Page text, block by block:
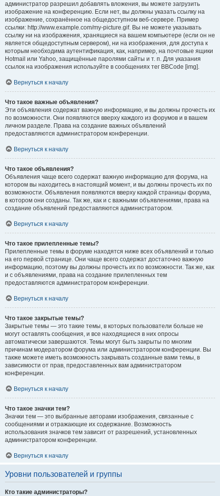
администратор разрешил добавлять вложения, вы можете загрузить
изображение на конференцию. Если нет, вы должны указать ссылку на
изображение, сохранённое на общедоступном веб-сервере. Пример
ссылки: http://www.example.com/my-picture.gif. Вы не можете указывать
ссылку ни на изображения, хранящиеся на вашем компьютере (если он не
является общедоступным сервером), ни на изображения, для доступа к
которым необходима аутентификация, как, например, на почтовые ящики
Hotmail или Yahoo, защищённые паролями сайты и т. п. Для указания
ссылок на изображения используйте в сообщениях тег BBCode [img].
Вернуться к началу
Что такое важные объявления?
Эти объявления содержат важную информацию, и вы должны прочесть их
по возможности. Они появляются вверху каждого из форумов и в вашем
личном разделе. Права на создание важных объявлений
предоставляются администратором конференции.
Вернуться к началу
Что такое объявления?
Объявления чаще всего содержат важную информацию для форума, на
котором вы находитесь в настоящий момент, и вы должны прочесть их по
возможности. Объявления появляются вверху каждой страницы форума,
в котором они созданы. Так же, как и с важными объявлениями, права на
создание объявлений предоставляются администратором.
Вернуться к началу
Что такое прилепленные темы?
Прилепленные темы в форуме находятся ниже всех объявлений и только
на его первой странице. Они чаще всего содержат достаточно важную
информацию, поэтому вы должны прочесть их по возможности. Так же, как
и с объявлениями, права на создание прилепленных тем
предоставляются администратором конференции.
Вернуться к началу
Что такое закрытые темы?
Закрытые темы — это такие темы, в которых пользователи больше не
могут оставлять сообщения, и все находящиеся в них опросы
автоматически завершаются. Темы могут быть закрыты по многим
причинам модератором форума или администратором конференции. Вы
также можете иметь возможность закрывать созданные вами темы, в
зависимости от прав, предоставленных вам администратором
конференции.
Вернуться к началу
Что такое значки тем?
Значки тем — это выбранные авторами изображения, связанные с
сообщениями и отражающие их содержание. Возможность
использования значков тем зависит от разрешений, установленных
администратором конференции.
Вернуться к началу
Уровни пользователей и группы
Кто такие администраторы?